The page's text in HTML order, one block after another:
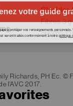
Glucides
Fibres 3 g
Sucres 15
Richards, PH Ec. ©
l’AVC 2017.